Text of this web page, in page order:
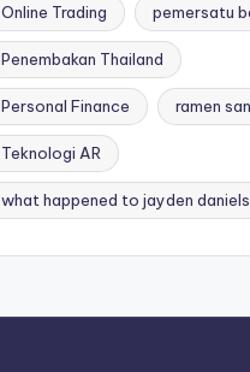
Online Trading pemersatu
Penembakan Thailand
Personal Finance ramen
Teknologi AR
what happened to jayden daniels